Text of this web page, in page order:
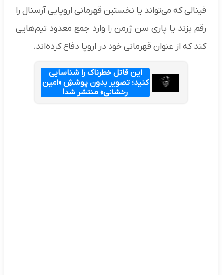
فینالی که می‌تواند یا نخستین قهرمانی اروپایی آرسنال را
رقم بزند یا پاری سن ژرمن را وارد جمع معدود تیم‌هایی
کند که از عنوان قهرمانی خود در اروپا دفاع کرده‌اند.
این قاتل خطرناک را شناسایی
کنید؛ تصویر بدون پوششِ «امین
رخشانی» منتشر شد!